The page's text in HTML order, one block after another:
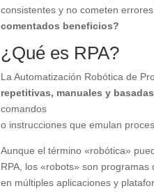
consistentes y no cometen
comentados beneficios?
¿Qué es RPA?
La Automatización Robótica de
repetitivas, manuales y
comandos
o instrucciones que emulan
Aunque el término «robótica»
RPA, los «robots» son
en múltiples aplicaciones y